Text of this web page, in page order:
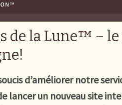
de la Lune™ –
d’améliorer notre
lancer un nouveau site